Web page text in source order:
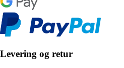
Levering og retur